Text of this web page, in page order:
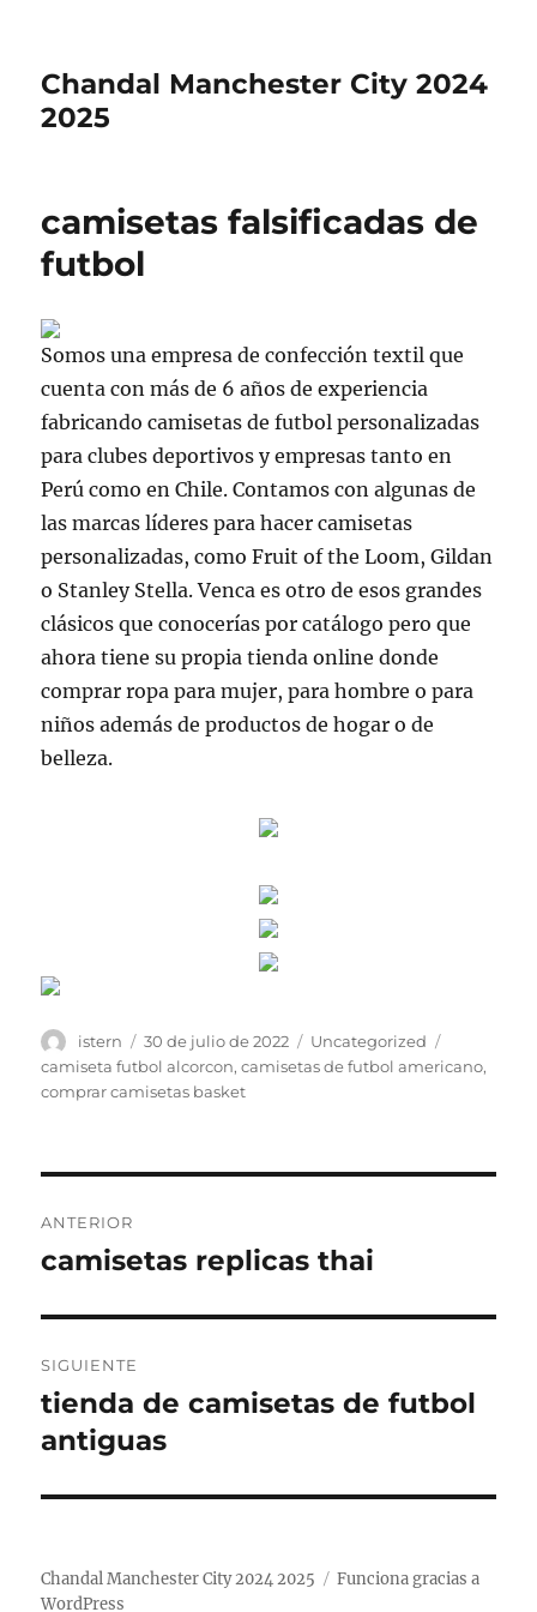
Chandal Manchester City 2024
2025
camisetas falsificadas de
futbol
Somos una empresa de confección textil que
cuenta con más de 6 años de experiencia
fabricando camisetas de futbol personalizadas
para clubes deportivos y empresas tanto en
Perú como en Chile. Contamos con algunas de
las marcas líderes para hacer camisetas
personalizadas, como Fruit of the Loom, Gildan
o Stanley Stella. Venca es otro de esos grandes
clásicos que conocerías por catálogo pero que
ahora tiene su propia tienda online donde
comprar ropa para mujer, para hombre o para
niños además de productos de hogar o de
belleza.
Autor
istern
Publicado
el
30 de julio de 2022 Categorías
Uncategorized
camiseta futbol alcorcon,camisetas de futbol americano,
comprar camisetas basket
de
ANTERIOR
Entrada
camisetas replicas thai
SIGUIENTE
Entrada
siguiente:
tienda de camisetas de futbol
antiguas
Chandal Manchester City 2024 2025
Funciona gracias a
WordPress